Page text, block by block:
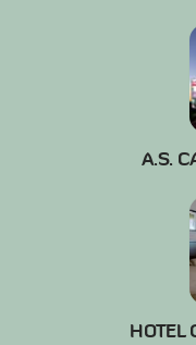
A.S.
HOTEL